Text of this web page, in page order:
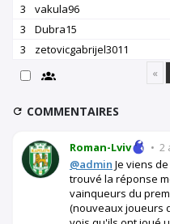
3
vakula96
3
Dubra15
3
zetovicgabrijel3011
«
COMMENTAIRES
Roman-Lviv • 2
@admin Je viens
trouvé la réponse
vainqueurs du
(nouveaux joueurs